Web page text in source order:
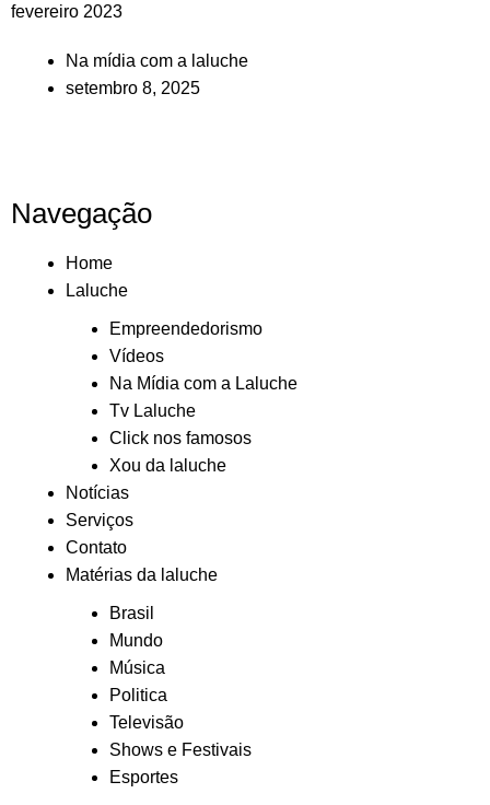
fevereiro 2023
Na mídia com a laluche
setembro 8, 2025
Navegação
Home
Laluche
Empreendedorismo
Vídeos
Na Mídia com a Laluche
Tv Laluche
Click nos famosos
Xou da laluche
Notícias
Serviços
Contato
Matérias da laluche
Brasil
Mundo
Música
Politica
Televisão
Shows e Festivais
Esportes